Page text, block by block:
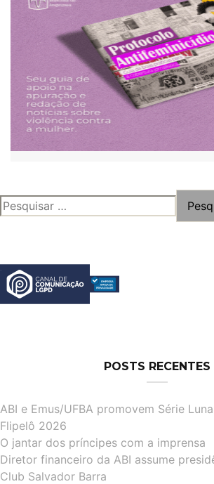
PESQUISAR
POR:
POSTS RECENTES
ABI e Emus/UFBA promovem Série
Flipelô 2026
O jantar dos príncipes com a imprensa
Diretor financeiro da ABI assume
Club Salvador Barra